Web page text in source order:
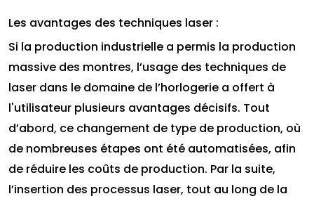
Les avantages des techniques laser :
Si la production industrielle a permis la production
massive des montres, l’usage des techniques de
laser dans le domaine de l’horlogerie a offert à
l'utilisateur plusieurs avantages décisifs. Tout
d’abord, ce changement de type de production, où
de nombreuses étapes ont été automatisées, afin
de réduire les coûts de production. Par la suite,
l’insertion des processus laser, tout au long de la